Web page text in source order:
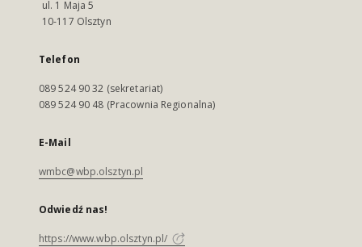
ul. 1 Maja 5
10-117 Olsztyn
Telefon
089 524 90 32 (sekretariat)
089 524 90 48 (Pracownia Regionalna)
E-Mail
wmbc@wbp.olsztyn.pl
Odwiedź nas!
https://www.wbp.olsztyn.pl/